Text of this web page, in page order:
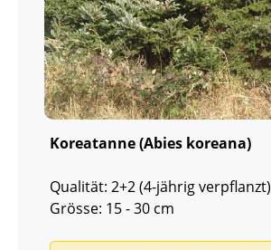
Koreatanne (Abies koreana)
Qualität: 2+2 (4-jährig verpflanzt)
Grösse: 15 - 30 cm